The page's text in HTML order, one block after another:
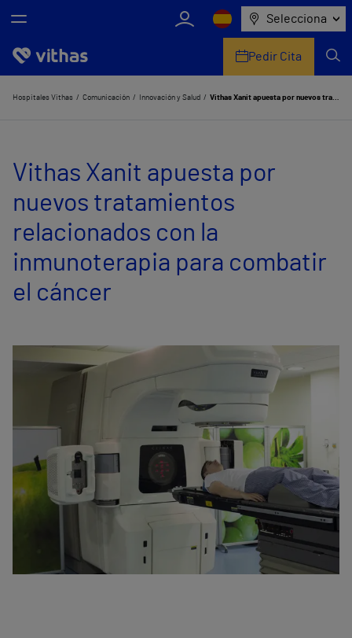
Selecciona
Nosotros
Servicios de salud
Equipo médico y asistencial
Comunicación
Pedir Cita
Hospitales Vithas Comunicación Innovación y Salud Vithas Xanit apuesta por nuevos tratamientos relacionados con la inmunoterapia para combatir el cáncer
Vithas Xanit apuesta por
nuevos tratamientos
relacionados con la
inmunoterapia para combatir
el cáncer